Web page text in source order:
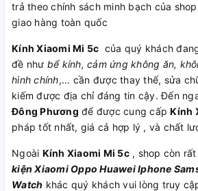
trả theo chính sách minh bạch của
giao hàng toàn quốc
Kính Xiaomi Mi 5c của quý khách
đề như bể kính, cảm ứng không ăn,
hình chính,... cần được thay thế, sửa
kiếm được địa chỉ đáng tin cậy. Đến
Đông Phương để được cung cấpKính
pháp tốt nhất, giá cả hợp lý , và chất
Ngoài Kính Xiaomi Mi 5c, shop còn
kiện Xiaomi Oppo Huawei Iphone
Watch khác quý khách vui lòng truy